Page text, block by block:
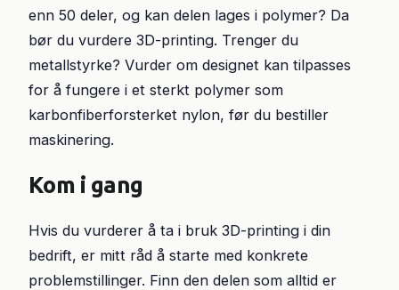
enn 50 deler, og kan delen lages i polymer? Da
bør du vurdere 3D-printing. Trenger du
metallstyrke? Vurder om designet kan tilpasses
for å fungere i et sterkt polymer som
karbonfiberforsterket nylon, før du bestiller
maskinering.
Kom i gang
Hvis du vurderer å ta i bruk 3D-printing i din
bedrift, er mitt råd å starte med konkrete
problemstillinger. Finn den delen som alltid er